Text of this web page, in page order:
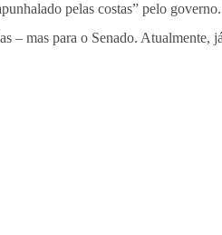
pelas costas” pelo
– mas para o Senado. Atualmente,